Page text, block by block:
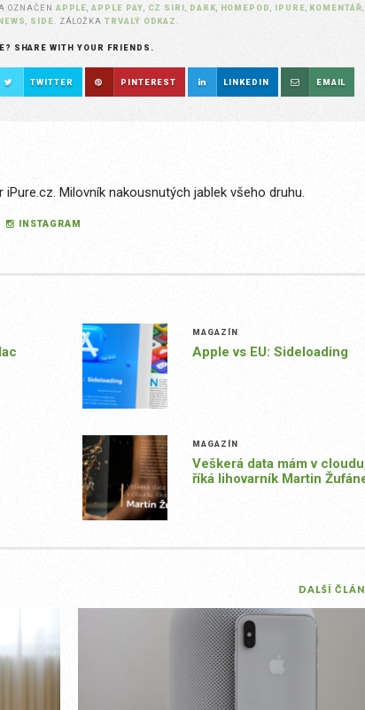
A OZNAČEN APPLE ,APPLE PAY CZ SIRI DARK HOMEPOD IPURE KOMENTÁŘ
SIDE . ZÁLOŽKATRVALÝ ODKAZ
SHARE WITH YOUR FRIENDS.
TWITTER PINTEREST LINKEDIN EMAIL
Milovník nakousnutých jablek všeho druhu.
INSTAGRAM
MAGAZÍN
Apple vs EU: Sideloading
MAGAZÍN
Veškerá data mám v
říká lihovarník Martin
DALŠÍ